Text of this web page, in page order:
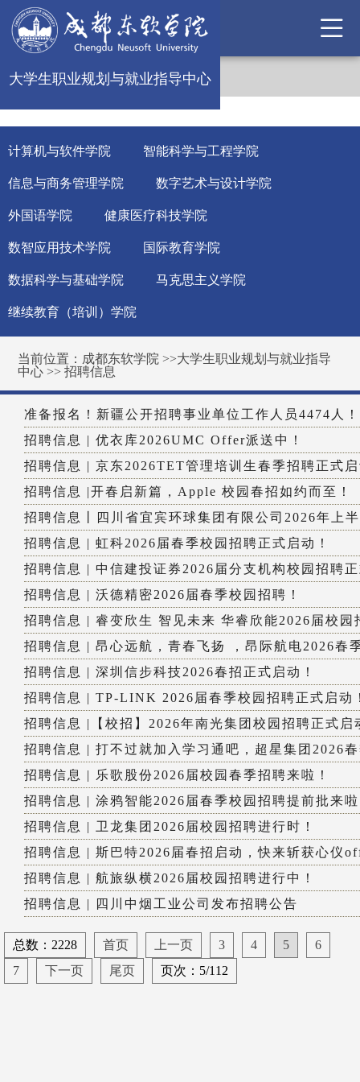
大学生职业规划与就业指导中心
计算机与软件学院 智能科学与工程学院
信息与商务管理学院 数字艺术与设计学院
外国语学院 健康医疗科技学院
数智应用技术学院 国际教育学院
数据科学与基础学院 马克思主义学院
继续教育（培训）学院
当前位置： 成都东软学院 >>大学生职业规划与就业指导
中心 >>招聘信息
准备报名！新疆公开招聘事业单位工作人员4474人！
招聘信息 | 优衣库2026UMC Offer派送中！
招聘信息 | 京东2026TET管理培训生春季招聘正式
招聘信息 |开春启新篇，Apple 校园春招如约而至！
招聘信息丨四川省宜宾环球集团有限公司2026年上
招聘信息 | 虹科2026届春季校园招聘正式启动！
招聘信息 | 中信建投证券2026届分支机构校园招聘
招聘信息 | 沃德精密2026届春季校园招聘！
招聘信息 | 睿变欣生 智见未来 华睿欣能2026届校园
招聘信息 | 昂心远航，青春飞扬 ，昂际航电2026春
招聘信息 | 深圳信步科技2026春招正式启动！
招聘信息 | TP-LINK 2026届春季校园招聘正式启动
招聘信息 |【校招】2026年南光集团校园招聘正式启
招聘信息 | 打不过就加入学习通吧，超星集团2026
招聘信息 | 乐歌股份2026届校园春季招聘来啦！
招聘信息 | 涂鸦智能2026届春季校园招聘提前批来
招聘信息 | 卫龙集团2026届校园招聘进行时！
招聘信息 | 斯巴特2026届春招启动，快来斩获心仪
招聘信息 | 航旅纵横2026届校园招聘进行中！
招聘信息 | 四川中烟工业公司发布招聘公告
总数：2228 首页 上一页 3 4 5
6
7
下一页 尾页 页次：5/112